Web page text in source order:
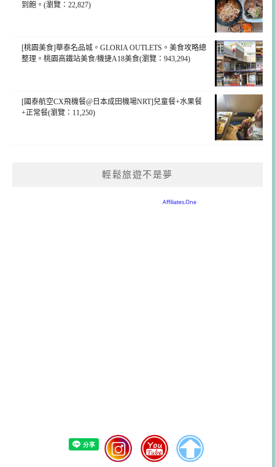
到飽。(瀏覽：22,827)
[桃園美食]華泰名品城。GLORIA OUTLETS。美食攻略總
整理。桃園高鐵站美食/機捷A18美食(瀏覽：943,294)
[國泰航空CX飛機餐@日本成田機場NRT]兒童餐+水果餐
+正常餐(瀏覽：11,250)
輕鬆旅遊不是夢